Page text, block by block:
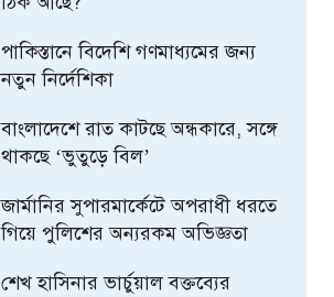
পাকিস্তানে বিদেশি গণমাধ্যমের জন্য
নতুন নির্দেশিকা
বাংলাদেশে রাত কাটছে অন্ধকারে, সঙ্গে
থাকছে ‘ভুতুড়ে বিল’
জার্মানির সুপারমার্কেটে অপরাধী ধরতে
গিয়ে পুলিশের অন্যরকম অভিজ্ঞতা
শেখ হাসিনার ভার্চুয়াল বক্তব্যের